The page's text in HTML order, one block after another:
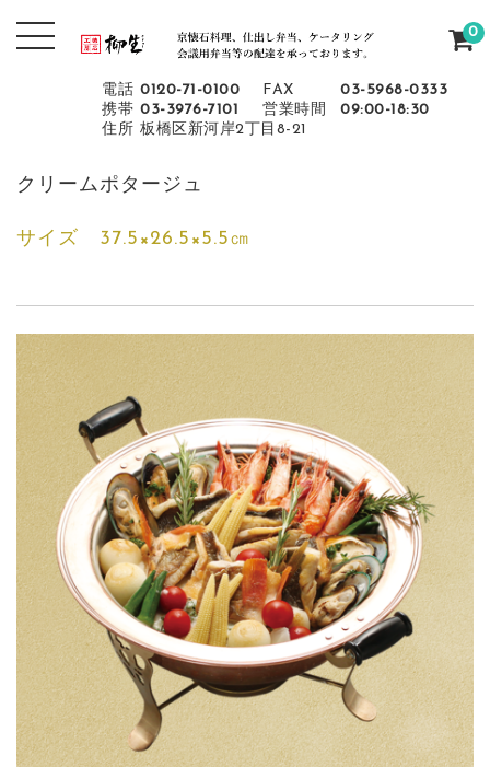
電話 0120-71-0100 FAX
03-5968-0333
携帯 03-3976-7101 営業時間
09:00-18:30
住所 板橋区新河岸2丁目8-21
0
クリームポタージュ
サイズ 37.5×26.5×5.5㎝